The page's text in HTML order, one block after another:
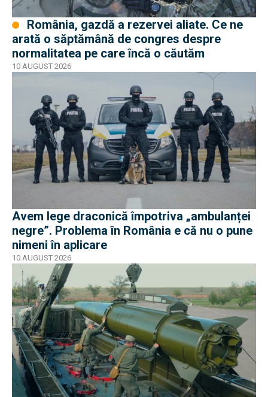
arată o săptămână de congres despre
normalitatea pe care încă o căutăm
10 AUGUST 2026
Avem lege draconică împotriva „ambulanței
negre”. Problema în România e că nu o pune
nimeni în aplicare
10 AUGUST 2026